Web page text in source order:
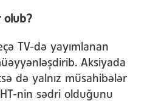
olub?
TV-də yayımlanan
Aksiyada
də yalnız müsahibələr
nin sədri olduğunu